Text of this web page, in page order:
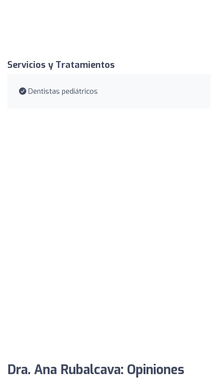
Servicios y Tratamientos
Dentistas pediátricos
Dra. Ana Rubalcava: Opiniones